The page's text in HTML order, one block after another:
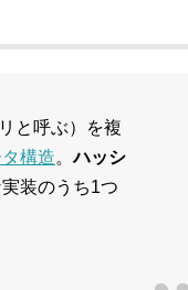
と呼ぶ）を複
構造。ハッシ
装のうち1つ